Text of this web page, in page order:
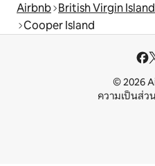
Airbnb British Virgin
Cooper Island
© 2026
ความเป็นส่ว